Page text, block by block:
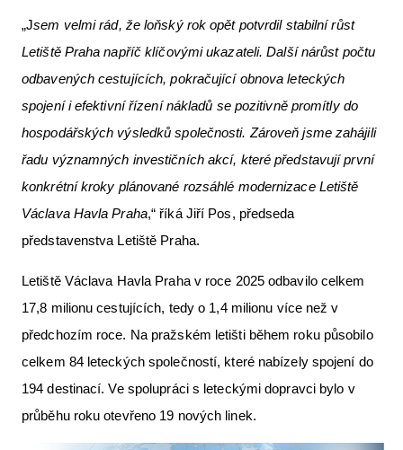
„Jsem velmi rád, že loňský rok opět potvrdil stabilní růst
Letiště Praha napříč klíčovými ukazateli. Další nárůst počtu
odbavených cestujících, pokračující obnova leteckých
spojení i efektivní řízení nákladů se pozitivně promítly do
hospodářských výsledků společnosti. Zároveň jsme zahájili
řadu významných investičních akcí, které představují první
konkrétní kroky plánované rozsáhlé modernizace Letiště
Václava Havla Praha,“ říká Jiří Pos, předseda
představenstva Letiště Praha.
Letiště Václava Havla Praha v roce 2025 odbavilo celkem
17,8 milionu cestujících, tedy o 1,4 milionu více než v
předchozím roce. Na pražském letišti během roku působilo
celkem 84 leteckých společností, které nabízely spojení do
194 destinací. Ve spolupráci s leteckými dopravci bylo v
průběhu roku otevřeno 19 nových linek.